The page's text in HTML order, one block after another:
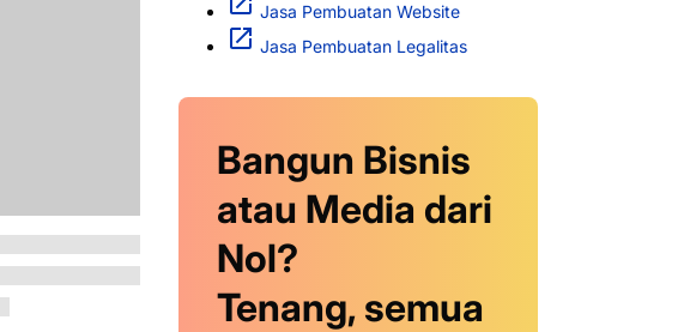
Jasa Pembuatan Website
Jasa Pembuatan Legalitas
Bangun Bisnis
atau Media dari
Nol?
Tenang, semua